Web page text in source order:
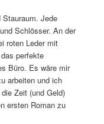
Stauraum. Jede
Schlösser. An der
roten Leder mit
perfekte
Büro. Es wäre mir
arbeiten und ich
Zeit (und Geld)
ersten Roman zu